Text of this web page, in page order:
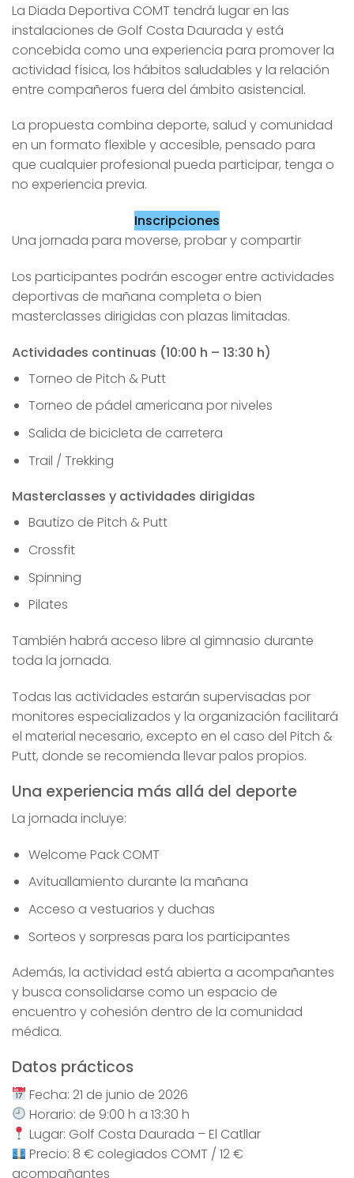
La Diada Deportiva COMT tendrá lugar en las
instalaciones de Golf Costa Daurada y está
concebida como una experiencia para promover la
actividad física, los hábitos saludables y la relación
entre compañeros fuera del ámbito asistencial.
La propuesta combina deporte, salud y comunidad
en un formato flexible y accesible, pensado para
que cualquier profesional pueda participar, tenga o
no experiencia previa.
Inscripciones
Una jornada para moverse, probar y compartir
Los participantes podrán escoger entre actividades
deportivas de mañana completa o bien
masterclasses dirigidas con plazas limitadas.
Actividades continuas (10:00 h – 13:30 h)
Torneo de Pitch & Putt
Torneo de pádel americana por niveles
Salida de bicicleta de carretera
Trail / Trekking
Masterclasses y actividades dirigidas
Bautizo de Pitch & Putt
Crossfit
Spinning
Pilates
También habrá acceso libre al gimnasio durante
toda la jornada.
Todas las actividades estarán supervisadas por
monitores especializados y la organización facilitará
el material necesario, excepto en el caso del Pitch &
Putt, donde se recomienda llevar palos propios.
Una experiencia más allá del deporte
La jornada incluye:
Welcome Pack COMT
Avituallamiento durante la mañana
Acceso a vestuarios y duchas
Sorteos y sorpresas para los participantes
Además, la actividad está abierta a acompañantes
y busca consolidarse como un espacio de
encuentro y cohesión dentro de la comunidad
médica.
Datos prácticos
Fecha: 21 de junio de 2026
Horario: de 9:00 h a 13:30 h
Lugar: Golf Costa Daurada – El Catllar
Precio: 8 € colegiados COMT / 12 €
acompañantes